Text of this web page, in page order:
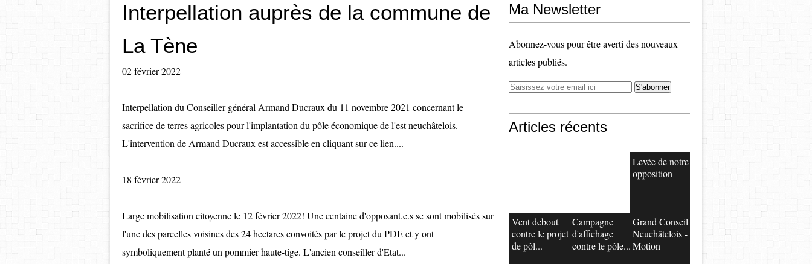
Interpellation auprès de la commune de
La Tène
02 février 2022
Interpellation du Conseiller général Armand Ducraux du 11 novembre 2021 concernant le
sacrifice de terres agricoles pour l'implantation du pôle économique de l'est neuchâtelois.
L'intervention de Armand Ducraux est accessible en cliquant sur ce lien....
18 février 2022
Large mobilisation citoyenne le 12 février 2022! Une centaine d'opposant.e.s se sont mobilisés sur
l'une des parcelles voisines des 24 hectares convoités par le projet du PDE et y ont
symboliquement planté un pommier haute-tige. L'ancien conseiller d'Etat...
Ma Newsletter
Abonnez-vous pour être averti des nouveaux
articles publiés.
Articles récents
Levée de notre
opposition
Vent debout
contre le projet
de pôl...
Campagne
d'affichage
contre le pôle...
Grand Conseil
Neuchâtelois -
Motion